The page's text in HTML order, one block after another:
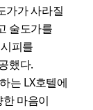
가가 사라질
술도가를
피를
했다.
는 LX호텔에
마음이